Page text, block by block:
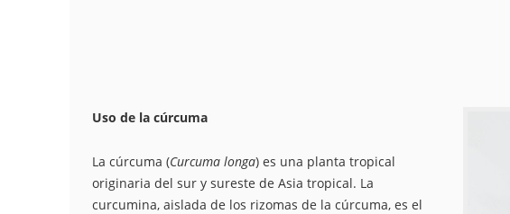
Uso de la cúrcuma
La cúrcuma (Curcuma longa) es una planta tropical
originaria del sur y sureste de Asia tropical. La
curcumina, aislada de los rizomas de la cúrcuma, es el